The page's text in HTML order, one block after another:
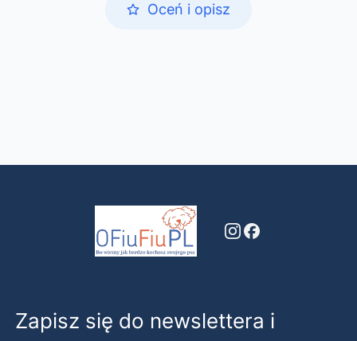
Oceń i opisz
Zapisz się do newslettera i